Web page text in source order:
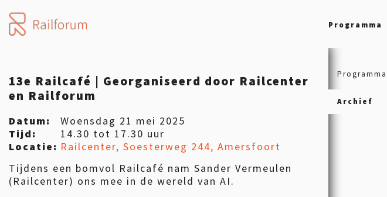
Programma
Programma
Archief
13e Railcafé | Georganiseerd door Railcenter
en Railforum
Datum:
Woensdag 21 mei 2025
Tijd:
14.30 tot 17.30 uur
Locatie: Railcenter, Soesterweg 244, Amersfoort
Tijdens een bomvol Railcafé nam Sander Vermeulen
(Railcenter) ons mee in de wereld van AI.